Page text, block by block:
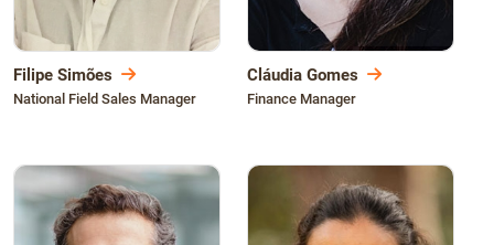
Filipe Simões
National Field Sales Manager
Cláudia Gomes
Finance Manager